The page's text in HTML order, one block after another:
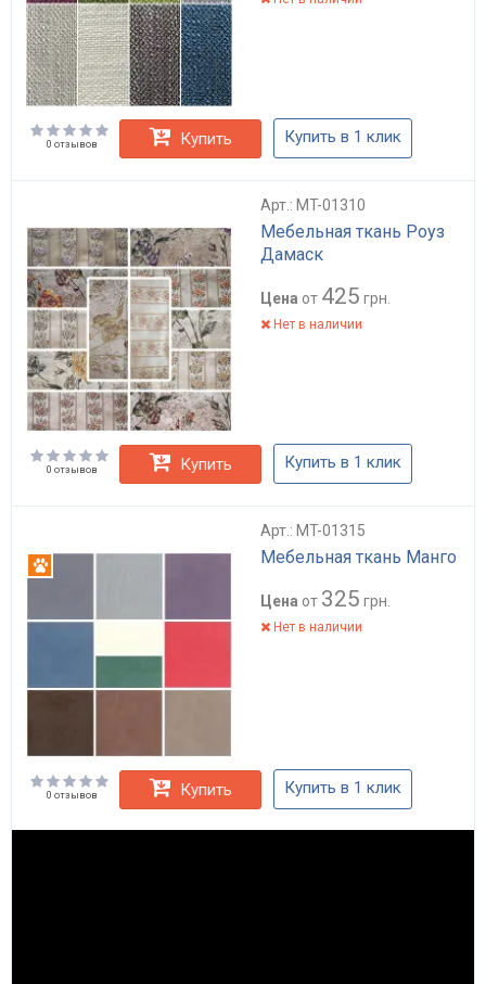
0 отзывов Купить Купить в 1 клик
Арт.: MT-01310
Мебельная ткань Роуз
Дамаск
Цена от 425 грн.
Нет в наличии
0 отзывов Купить Купить в 1 клик
Арт.: MT-01315
Мебельная ткань Манго
Цена от 325 грн.
Нет в наличии
0 отзывов Купить Купить в 1 клик